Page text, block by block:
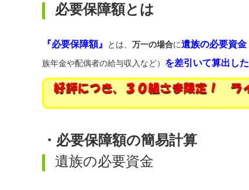
必要保障額とは
『必要保障額』 とは、 万一の場合に遺族の必要資金
族年金や配偶者の給与収入など） を差引いて算出した
・必要保障額の簡易計算
遺族の必要資金